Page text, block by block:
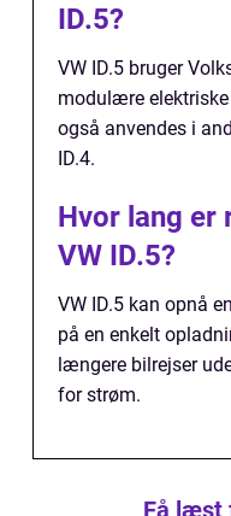
ID.5?
VW ID.5 bruger
modulære
også anvendes i
ID.4.
Hvor lang
VW ID.5?
VW ID.5 kan opnå
på en enkelt
længere bilrejser
for strøm.
Få læst